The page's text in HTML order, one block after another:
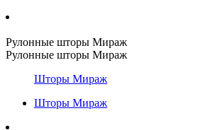
Рулонные шторы Мираж
Рулонные шторы Мираж
Шторы Мираж
Шторы Мираж